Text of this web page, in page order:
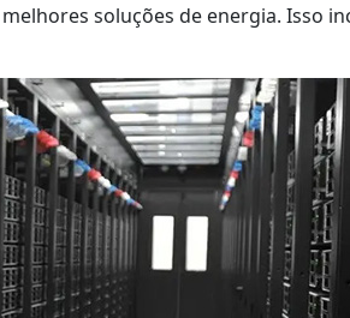
soluções de energia. Isso